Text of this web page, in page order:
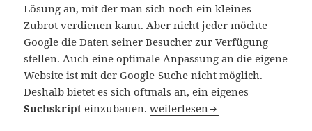
Lösung an, mit der man sich noch ein kleines
Zubrot verdienen kann. Aber nicht jeder möchte
Google die Daten seiner Besucher zur Verfügung
stellen. Auch eine optimale Anpassung an die eigene
Website ist mit der Google-Suche nicht möglich.
Deshalb bietet es sich oftmals an, ein eigenes
Suchskript einzubauen.Die interne Suche
weiterlesen